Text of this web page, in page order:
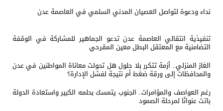
نداء ودعوة لتواصل العصيان المدني السلمي في العاصمة عدن
تنفيذية انتقالي العاصمة عدن تدعو الجماهير للمشاركة في الوقفة
التضامنية مع المعتقل البطل معين المقرحي
الغاز المنزلي.. أزمة تتكرر بلا حلول هل تحولت معاناة المواطنين في عدن
والمحافظات إلى ورقة ضغط أم نتيجة لفشل الإدارة؟
رغم العواصف والمؤامرات.. الجنوب يتمسك بحلمه الكبير واستعادة الدولة
باتت عنوانًا لمرحلة الصمود